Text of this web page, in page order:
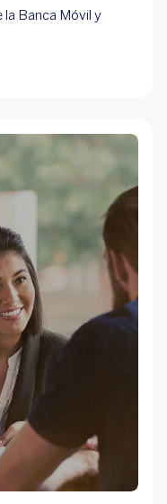
Banca Móvil y